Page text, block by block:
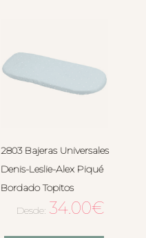
2803 Bajeras Universales
Denis-Leslie-Alex Piqué
Bordado Topitos
Desde: 34.00€